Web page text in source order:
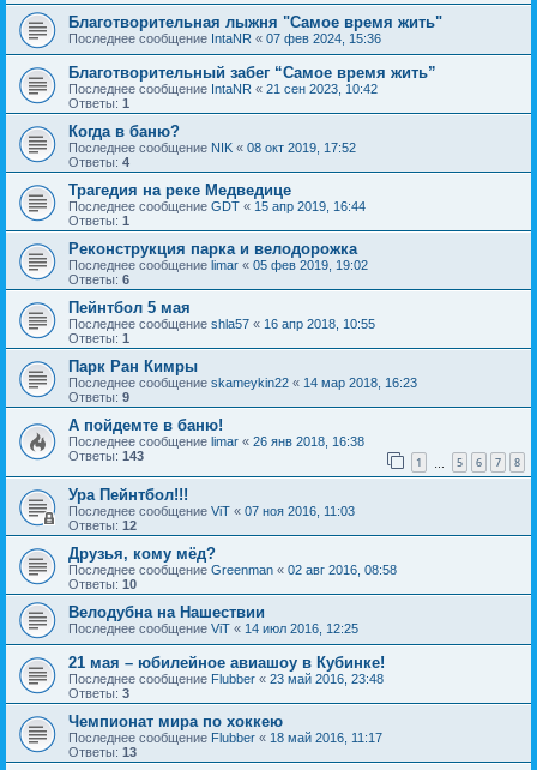
Благотворительная лыжня "Самое время жить"
Последнее сообщение IntaNR « 07 фев 2024, 15:36
Благотворительный забег “Самое время жить”
Последнее сообщение IntaNR « 21 сен 2023, 10:42
Ответы: 1
Когда в баню?
Последнее сообщение NIK « 08 окт 2019, 17:52
Ответы: 4
Трагедия на реке Медведице
Последнее сообщение GDT « 15 апр 2019, 16:44
Ответы: 1
Реконструкция парка и велодорожка
Последнее сообщение limar « 05 фев 2019, 19:02
Ответы: 6
Пейнтбол 5 мая
Последнее сообщение shla57 « 16 апр 2018, 10:55
Ответы: 1
Парк Ран Кимры
Последнее сообщение skameykin22 « 14 мар 2018, 16:23
Ответы: 9
А пойдемте в баню!
Последнее сообщение limar « 26 янв 2018, 16:38
Ответы: 143 1 5 6 7 8
Ура Пейнтбол!!!
Последнее сообщение ViT « 07 ноя 2016, 11:03
Ответы: 12
Друзья, кому мёд?
Последнее сообщение Greenman « 02 авг 2016, 08:58
Ответы: 10
Велодубна на Нашествии
Последнее сообщение ViT « 14 июл 2016, 12:25
21 мая – юбилейное авиашоу в Кубинке!
Последнее сообщение Flubber « 23 май 2016, 23:48
Ответы: 3
Чемпионат мира по хоккею
Последнее сообщение Flubber « 18 май 2016, 11:17
Ответы: 13